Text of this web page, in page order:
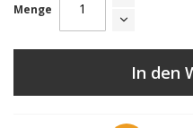
Menge
In den